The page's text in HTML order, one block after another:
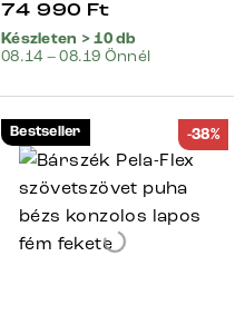
74 990 Ft
Készleten > 10 db
08.14 – 08.19 Önnél
Bestseller -38%